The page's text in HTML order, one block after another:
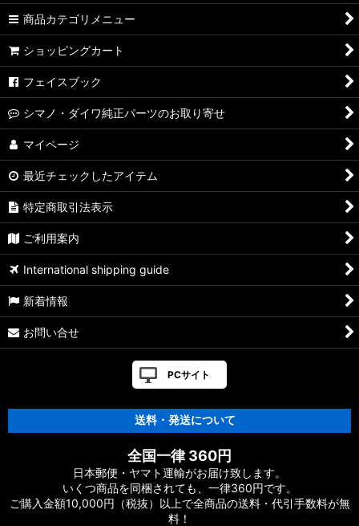
【シマノ】10ステラ［STELLA］対応 カスタムパーツ
【シマノ】07ステラ［STELLA］対応 カスタムパーツ
【シマノ】04ステラ［STELLA］対応 カスタムパーツ
【シマノ】19-22ステラSW［STELLA SW］対応 カスタムパー
ツ
【シマノ】13ステラSW［STELLA SW］対応 カスタムパーツ
【シマノ】08ステラSW［STELLA SW］対応 カスタムパーツ
【シマノ】01ステラSW［STELLA SW］対応 カスタムパーツ
ーツ
17ヴァンキッシュFW用
FW［VANQUISH］対応 カスタムパーツ
【シマノ】12-13ヴァンキッシュ&リミテッド［VANQUISH］
対応 カスタムパーツ
【シマノ】19ストラディック［STRADIC］対応 カスタムパー
ツ
商品カテゴリメニュー
ショッピングカート
フェイスブック
シマノ・ダイワ純正パーツのお取り寄せ
マイページ
最近チェックしたアイテム
特定商取引法表示
ご利用案内
International shipping guide
新着情報
お問い合せ
PCサイト
送料・発送について
全国一律 360円
日本郵便・ヤマト運輸がお届け致します。
いくつ商品を同梱されても、一律360円です。
ご購入金額10,000円（税抜）以上で全商品の送料・代引手数料が無
料！